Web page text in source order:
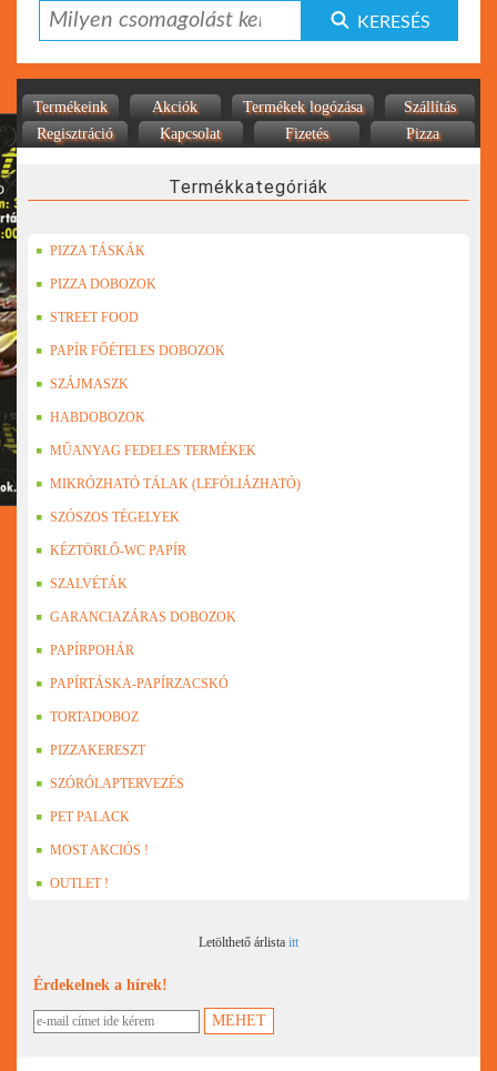
KERESÉS
Termékeink Akciók Termékek logózása
Szállítás
Regisztráció
Kapcsolat Fizetés Pizza
Termékkategóriák
PIZZA TÁSKÁK
PIZZA DOBOZOK
STREET FOOD
PAPÍR FŐÉTELES DOBOZOK
SZÁJMASZK
HABDOBOZOK
MŰANYAG FEDELES TERMÉKEK
MIKRÓZHATÓ TÁLAK (LEFÓLIÁZHATÓ)
SZÓSZOS TÉGELYEK
KÉZTÖRLŐ-WC PAPÍR
SZALVÉTÁK
GARANCIAZÁRAS DOBOZOK
PAPÍRPOHÁR
PAPÍRTÁSKA-PAPÍRZACSKÓ
TORTADOBOZ
PIZZAKERESZT
SZÓRÓLAPTERVEZÉS
PET PALACK
MOST AKCIÓS !
OUTLET !
Letölthető árlista itt
Érdekelnek a hírek!